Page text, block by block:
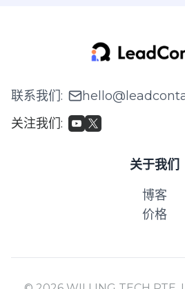
联系我们:
关注我们:
关于我们
博客
价格